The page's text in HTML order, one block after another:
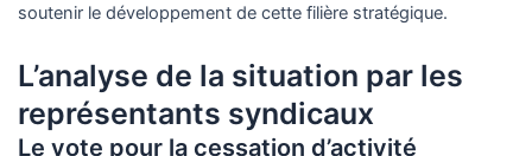
soutenir le développement de cette filière stratégique.
L’analyse de la situation par les
représentants syndicaux
Le vote pour la cessation d’activité